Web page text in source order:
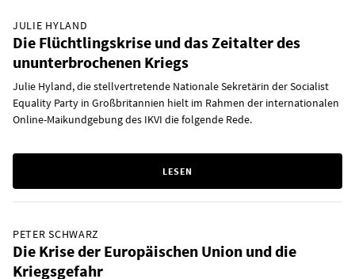
JULIE HYLAND
Die Flüchtlingskrise und das Zeitalter des
ununterbrochenen Kriegs
Julie Hyland, die stellvertretende Nationale Sekretärin der Socialist
Equality Party in Großbritannien hielt im Rahmen der internationalen
Online-Maikundgebung des IKVI die folgende Rede.
LESEN
PETER SCHWARZ
Die Krise der Europäischen Union und die
Kriegsgefahr